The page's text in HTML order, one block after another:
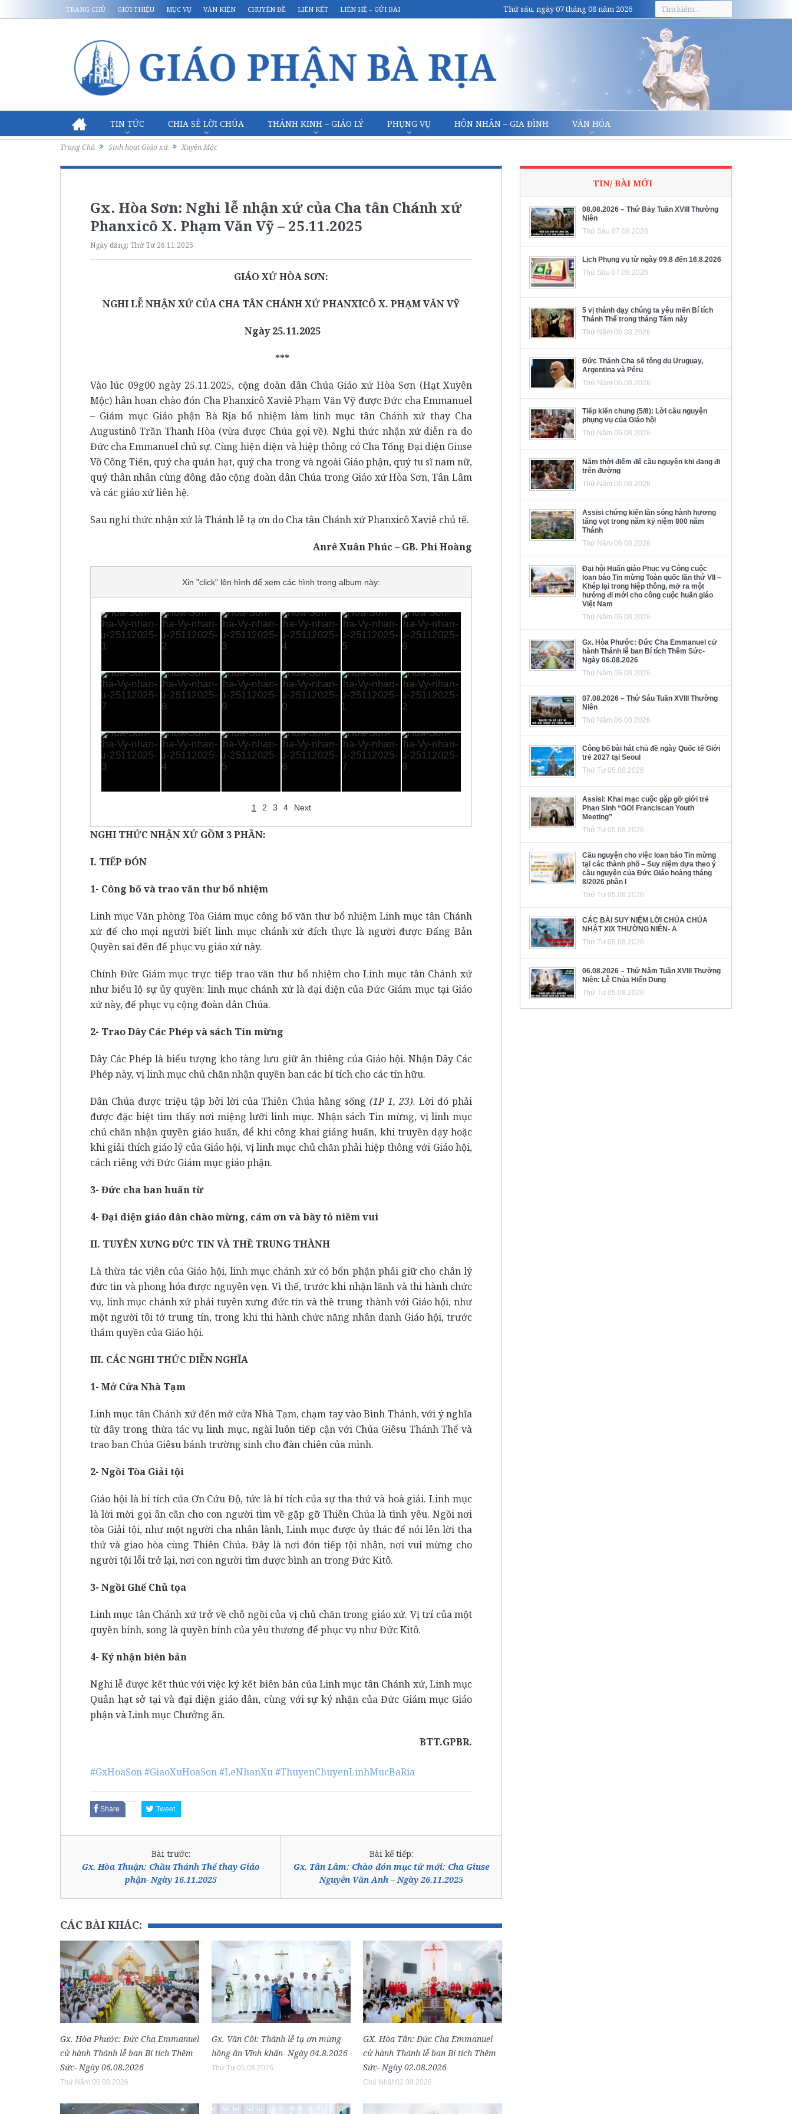
TRANG CHỦ GIỚI THIỆU MỤC VỤ VĂN KIỆN CHUYÊN ĐỀ LIÊN KẾT LIÊN HỆ – GỬI BÀI Thứ sáu, ngày 07 tháng 08 năm 2026
TIN TỨC CHIA SẺ LỜI CHÚA THÁNH KINH – GIÁO LÝ PHỤNG VỤ HÔN NHÂN – GIA ĐÌNH VĂN HÓA
Trang Chủ Sinh hoạt Giáo xứ Xuyên Mộc
Gx. Hòa Sơn: Nghi lễ nhận xứ của Cha tân Chánh xứ
Phanxicô X. Phạm Văn Vỹ – 25.11.2025
Ngày đăng: Thứ Tư 26.11.2025
GIÁO XỨ HÒA SƠN:
NGHI LỄ NHẬN XỨ CỦA CHA TÂN CHÁNH XỨ PHANXICÔ X. PHẠM VĂN VỸ
Ngày 25.11.2025
***
Vào lúc 09g00 ngày 25.11.2025, cộng đoàn dân Chúa Giáo xứ Hòa Sơn (Hạt Xuyên
Mộc) hân hoan chào đón Cha Phanxicô Xaviê Phạm Văn Vỹ được Đức cha Emmanuel
– Giám mục Giáo phận Bà Rịa bổ nhiệm làm linh mục tân Chánh xứ thay Cha
Augustinô Trần Thanh Hòa (vừa được Chúa gọi về). Nghi thức nhận xứ diễn ra do
Đức cha Emmanuel chủ sự. Cùng hiện diện và hiệp thông có Cha Tổng Đại diện Giuse
Võ Công Tiến, quý cha quản hạt, quý cha trong và ngoài Giáo phận, quý tu sĩ nam nữ,
quý thân nhân cùng đông đảo cộng đoàn dân Chúa trong Giáo xứ Hòa Sơn, Tân Lâm
và các giáo xứ liên hệ.
Sau nghi thức nhận xứ là Thánh lễ tạ ơn do Cha tân Chánh xứ Phanxicô Xaviê chủ tế.
Anrê Xuân Phúc – GB. Phi Hoàng
Xin "click" lên hình để xem các hình trong album này:
1 2 3 4 Next
NGHI THỨC NHẬN XỨ GỒM 3 PHẦN:
I. TIẾP ĐÓN
1- Công bố và trao văn thư bổ nhiệm
Linh mục Văn phòng Tòa Giám mục công bố văn thư bổ nhiệm Linh mục tân Chánh
xứ để cho mọi người biết linh mục chánh xứ đích thực là người được Đấng Bản
Quyền sai đến để phục vụ giáo xứ này.
Chính Đức Giám mục trực tiếp trao văn thư bổ nhiệm cho Linh mục tân Chánh xứ
như biểu lộ sự ủy quyền: linh mục chánh xứ là đại diện của Đức Giám mục tại Giáo
xứ này, để phục vụ cộng đoàn dân Chúa.
2- Trao Dây Các Phép và sách Tin mừng
Dây Các Phép là biểu tượng kho tàng lưu giữ ân thiêng của Giáo hội. Nhận Dây Các
Phép này, vị linh mục chủ chăn nhận quyền ban các bí tích cho các tín hữu.
Dân Chúa được triệu tập bởi lời của Thiên Chúa hằng sống (1P 1, 23). Lời đó phải
được đặc biệt tìm thấy nơi miệng lưỡi linh mục. Nhận sách Tin mừng, vị linh mục
chủ chăn nhận quyền giáo huấn, để khi công khai giảng huấn, khi truyền dạy hoặc
khi giải thích giáo lý của Giáo hội, vị linh mục chủ chăn phải hiệp thông với Giáo hội,
cách riêng với Đức Giám mục giáo phận.
3- Đức cha ban huấn từ
4- Đại diện giáo dân chào mừng, cám ơn và bày tỏ niềm vui
II. TUYÊN XƯNG ĐỨC TIN VÀ THỀ TRUNG THÀNH
Là thừa tác viên của Giáo hội, linh mục chánh xứ có bổn phận phải giữ cho chân lý
đức tin và phong hóa được nguyên vẹn. Vì thế, trước khi nhận lãnh và thi hành chức
vụ, linh mục chánh xứ phải tuyên xưng đức tin và thề trung thành với Giáo hội, như
một người tôi tớ trung tín, trong khi thi hành chức năng nhân danh Giáo hội, trước
thẩm quyền của Giáo hội.
III. CÁC NGHI THỨC DIỄN NGHĨA
1- Mở Cửa Nhà Tạm
Linh mục tân Chánh xứ đến mở cửa Nhà Tạm, chạm tay vào Bình Thánh, với ý nghĩa
từ đây trong thừa tác vụ linh mục, ngài luôn tiếp cận với Chúa Giêsu Thánh Thể và
trao ban Chúa Giêsu bánh trường sinh cho đàn chiên của mình.
2- Ngồi Tòa Giải tội
Giáo hội là bí tích của Ơn Cứu Độ, tức là bí tích của sự tha thứ và hoà giải. Linh mục
là lời mời gọi ân cần cho con người tìm về gặp gỡ Thiên Chúa là tình yêu. Ngồi nơi
tòa Giải tội, như một người cha nhân lành, Linh mục được ủy thác để nói lên lời tha
thứ và giao hòa cùng Thiên Chúa. Đây là nơi đón tiếp tội nhân, nơi vui mừng cho
người tội lỗi trở lại, nơi con người tìm được bình an trong Đức Kitô.
3- Ngồi Ghế Chủ tọa
Linh mục tân Chánh xứ trở về chỗ ngồi của vị chủ chăn trong giáo xứ. Vị trí của một
quyền bính, song là quyền bính của yêu thương để phục vụ như Đức Kitô.
4- Ký nhận biên bản
Nghi lễ được kết thúc với việc ký kết biên bản của Linh mục tân Chánh xứ, Linh mục
Quản hạt sở tại và đại diện giáo dân, cùng với sự ký nhận của Đức Giám mục Giáo
phận và Linh mục Chưởng ấn.
BTT.GPBR.
#GxHoaSon#GiaoXuHoaSon#LeNhanXu#ThuyenChuyenLinhMucBaRia
Share Tweet
Bài trước:
Gx. Hòa Thuận: Chầu Thánh Thể thay Giáo
phận- Ngày 16.11.2025
Bài kế tiếp:
Gx. Tân Lâm: Chào đón mục tử mới: Cha Giuse
Nguyễn Văn Anh – Ngày 26.11.2025
CÁC BÀI KHÁC:
Gx. Hòa Phước: Đức Cha Emmanuel
cử hành Thánh lễ ban Bí tích Thêm
Sức- Ngày 06.08.2026
Thứ Năm 06.08.2026
Gx. Văn Côi: Thánh lễ tạ ơn mừng
hồng ân Vĩnh khấn- Ngày 04.8.2026
Thứ Tư 05.08.2026
GX. Hòa Tân: Đức Cha Emmanuel
cử hành Thánh lễ ban Bí tích Thêm
Sức- Ngày 02.08.2026
Chủ Nhật 02.08.2026
TIN/ BÀI MỚI
08.08.2026 – Thứ Bảy Tuần XVIII Thường
Niên
Thứ Sáu 07.08.2026
Lịch Phụng vụ từ ngày 09.8 đến 16.8.2026
Thứ Sáu 07.08.2026
5 vị thánh dạy chúng ta yêu mến Bí tích
Thánh Thể trong tháng Tám này
Thứ Năm 06.08.2026
Đức Thánh Cha sẽ tông du Uruguay,
Argentina và Pêru
Thứ Năm 06.08.2026
Tiếp kiến chung (5/8): Lời cầu nguyện
phụng vụ của Giáo hội
Thứ Năm 06.08.2026
Năm thời điểm để cầu nguyện khi đang đi
trên đường
Thứ Năm 06.08.2026
Assisi chứng kiến làn sóng hành hương
tăng vọt trong năm kỷ niệm 800 năm
Thánh
Thứ Năm 06.08.2026
Đại hội Huấn giáo Phục vụ Công cuộc
loan báo Tin mừng Toàn quốc lần thứ VII –
Khép lại trong hiệp thông, mở ra một
hướng đi mới cho công cuộc huấn giáo
Việt Nam
Thứ Năm 06.08.2026
Gx. Hòa Phước: Đức Cha Emmanuel cử
hành Thánh lễ ban Bí tích Thêm Sức-
Ngày 06.08.2026
Thứ Năm 06.08.2026
07.08.2026 – Thứ Sáu Tuần XVIII Thường
Niên
Thứ Năm 06.08.2026
Công bố bài hát chủ đề ngày Quốc tế Giới
trẻ 2027 tại Seoul
Thứ Tư 05.08.2026
Assisi: Khai mạc cuộc gặp gỡ giới trẻ
Phan Sinh “GO! Franciscan Youth
Meeting”
Thứ Tư 05.08.2026
Cầu nguyện cho việc loan báo Tin mừng
tại các thành phố – Suy niệm dựa theo ý
cầu nguyện của Đức Giáo hoàng tháng
8/2026 phần I
Thứ Tư 05.08.2026
CÁC BÀI SUY NIỆM LỜI CHÚA CHÚA
NHẬT XIX THƯỜNG NIÊN- A
Thứ Tư 05.08.2026
06.08.2026 – Thứ Năm Tuần XVIII Thường
Niên: Lễ Chúa Hiển Dung
Thứ Tư 05.08.2026